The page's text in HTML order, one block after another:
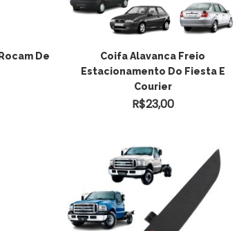
De
Coifa Alavanca Freio
Estacionamento Do Fiesta E
Courier
R$23,00